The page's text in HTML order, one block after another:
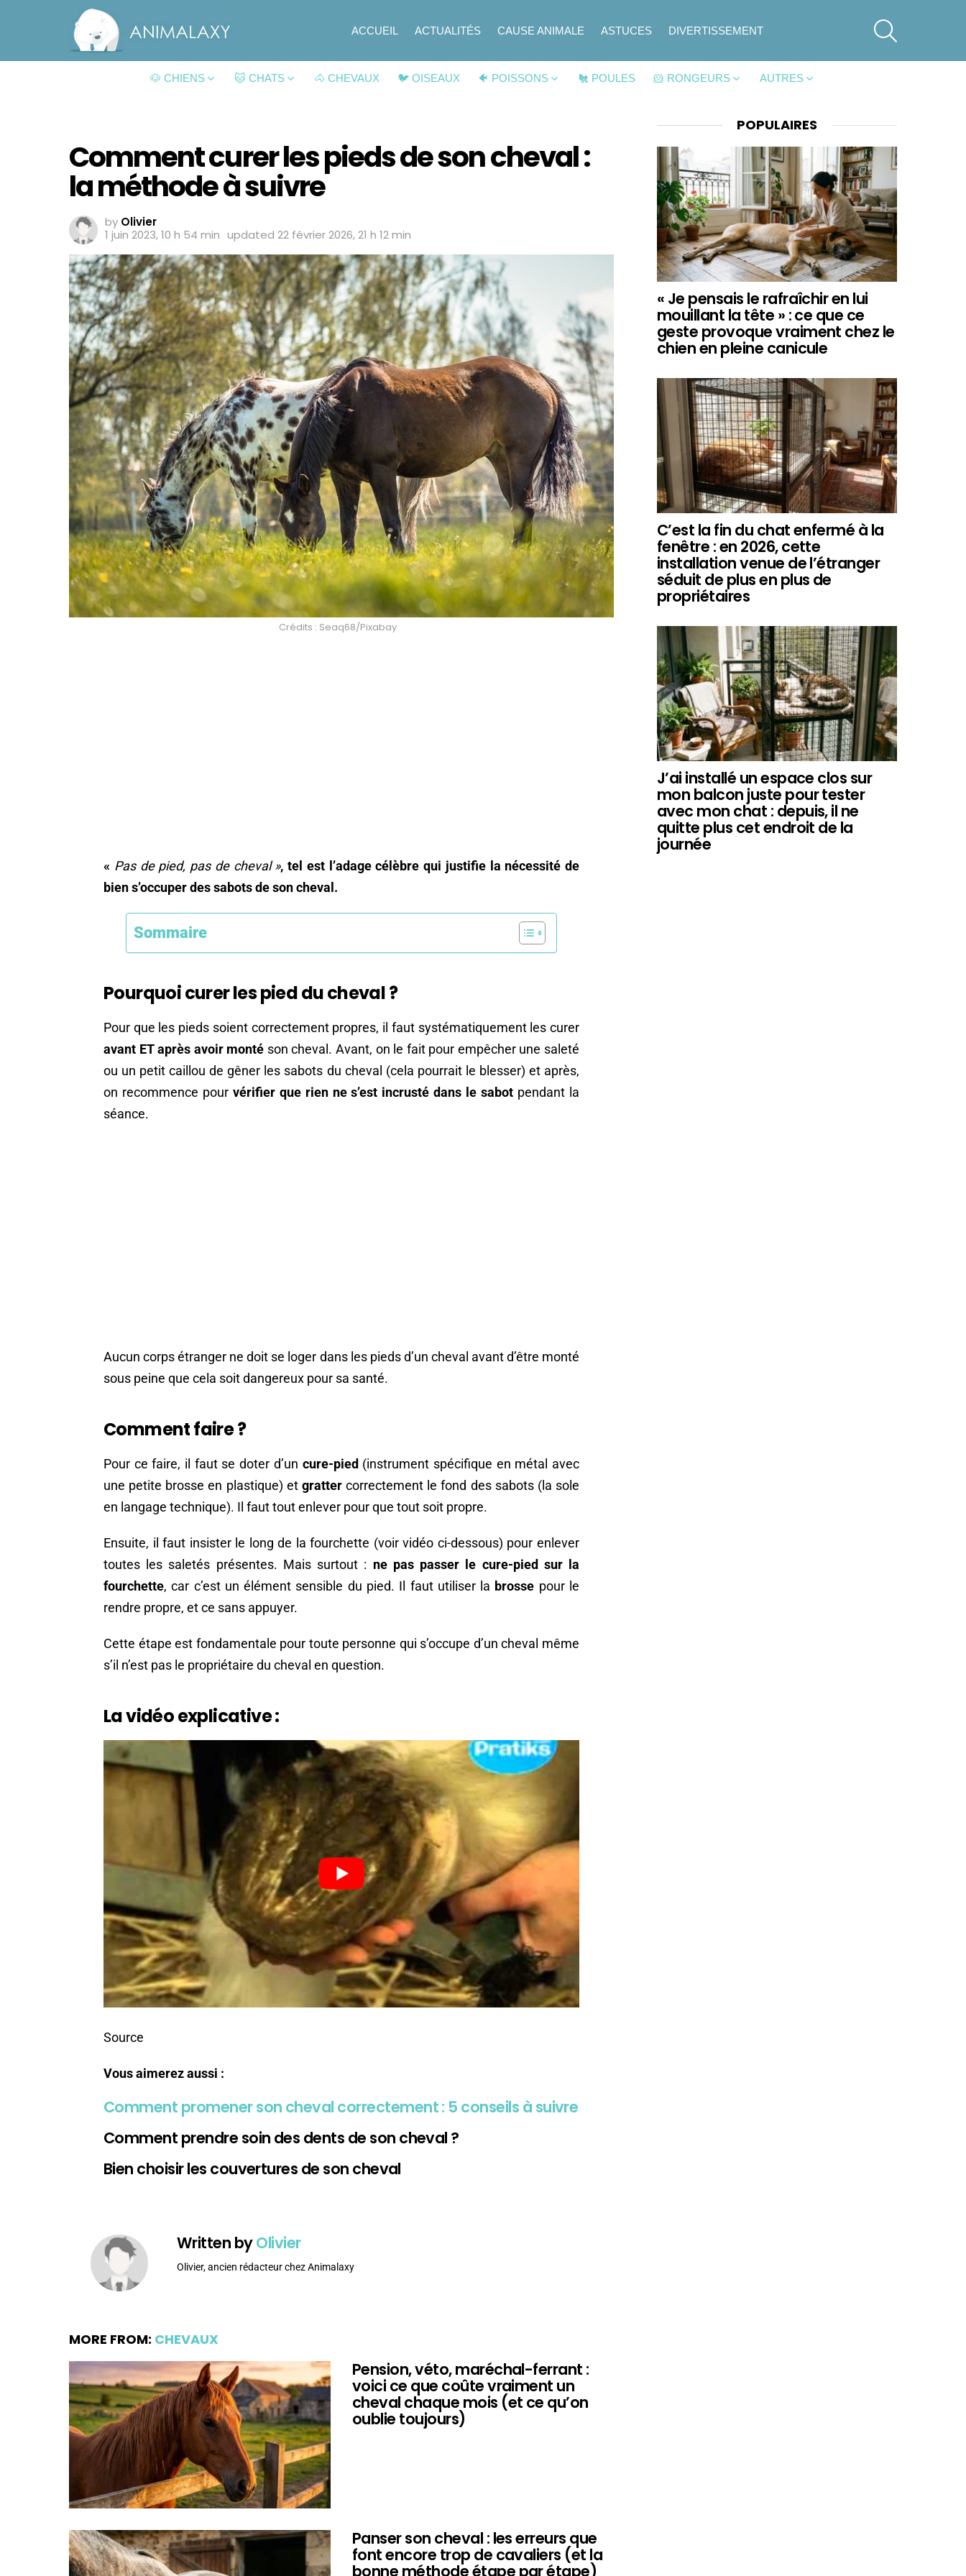
ACCUEIL ACTUALITÉS CAUSE ANIMALE ASTUCES DIVERTISSEMENT
🐶 CHIENS 🐱 CHATS 🐴 CHEVAUX 🐦 OISEAUX 🐠 POISSONS 🐔 POULES 🐹 RONGEURS AUTRES
Comment curer les pieds de son cheval :
la méthode à suivre
by Olivier
1 juin 2023, 10 h 54 min updated 22 février 2026, 21 h 12 min
Crédits : Seaq68/Pixabay
« Pas de pied, pas de cheval », tel est l’adage célèbre qui justifie la nécessité de
bien s’occuper des sabots de son cheval.
Sommaire
Pourquoi curer les pied du cheval ?
Pour que les pieds soient correctement propres, il faut systématiquement les curer
avant ET après avoir monté son cheval. Avant, on le fait pour empêcher une saleté
ou un petit caillou de gêner les sabots du cheval (cela pourrait le blesser) et après,
on recommence pour vérifier que rien ne s’est incrusté dans le sabot pendant la
séance.
Aucun corps étranger ne doit se loger dans les pieds d’un cheval avant d’être monté
sous peine que cela soit dangereux pour sa santé.
Comment faire ?
Pour ce faire, il faut se doter d’un cure-pied (instrument spécifique en métal avec
une petite brosse en plastique) et grattercorrectement le fond des sabots (la sole
en langage technique). Il faut tout enlever pour que tout soit propre.
Ensuite, il faut insister le long de la fourchette (voir vidéo ci-dessous) pour enlever
toutes les saletés présentes. Mais surtout : ne pas passer le cure-pied sur la
fourchette, car c’est un élément sensible du pied. Il faut utiliser la brosse pour le
rendre propre, et ce sans appuyer.
Cette étape est fondamentale pour toute personne qui s’occupe d’un cheval même
s’il n’est pas le propriétaire du cheval en question.
La vidéo explicative :
Source
Vous aimerez aussi :
Comment promener son cheval correctement : 5 conseils à suivre
Comment prendre soin des dents de son cheval ?
Bien choisir les couvertures de son cheval
Written byOlivier
Olivier, ancien rédacteur chez Animalaxy
MORE FROM: CHEVAUX
Pension, véto, maréchal-ferrant :
voici ce que coûte vraiment un
cheval chaque mois (et ce qu’on
oublie toujours)
Panser son cheval : les erreurs que
font encore trop de cavaliers (et la
bonne méthode étape par étape)
POPULAIRES
« Je pensais le rafraîchir en lui
mouillant la tête » : ce que ce
geste provoque vraiment chez le
chien en pleine canicule
C’est la fin du chat enfermé à la
fenêtre : en 2026, cette
installation venue de l’étranger
séduit de plus en plus de
propriétaires
J’ai installé un espace clos sur
mon balcon juste pour tester
avec mon chat : depuis, il ne
quitte plus cet endroit de la
journée